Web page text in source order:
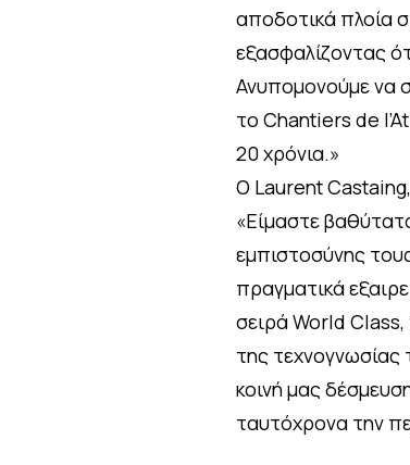
αποδοτικά πλοία
εξασφαλίζοντας
Ανυπομονούμε να
το Chantiers de
20 χρόνια.»
Ο Laurent
«Είμαστε
εμπιστοσύνης
πραγματικά
σειρά World
της
κοινή μας
ταυτόχρονα την